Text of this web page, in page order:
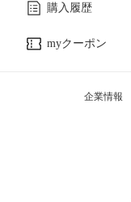
購入履歴
myクーポン
企業情報